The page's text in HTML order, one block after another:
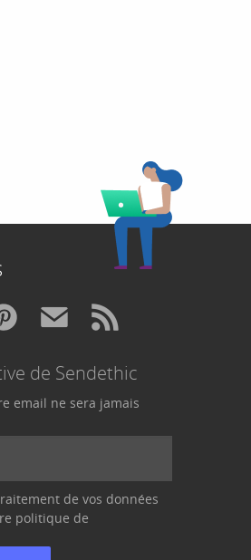
de Sendethic
email ne sera jamais
de vos données
politique de